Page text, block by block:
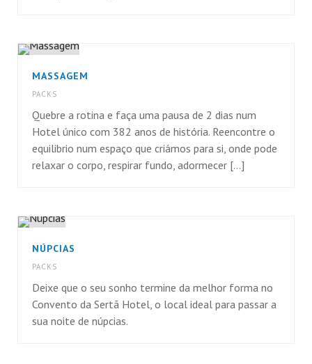
MASSAGEM
PACKS
Quebre a rotina e faça uma pausa de 2 dias num
Hotel único com 382 anos de história. Reencontre o
equilibrio num espaço que criámos para si, onde pode
relaxar o corpo, respirar fundo, adormecer [...]
NÚPCIAS
PACKS
Deixe que o seu sonho termine da melhor forma no
Convento da Sertã Hotel, o local ideal para passar a
sua noite de núpcias.